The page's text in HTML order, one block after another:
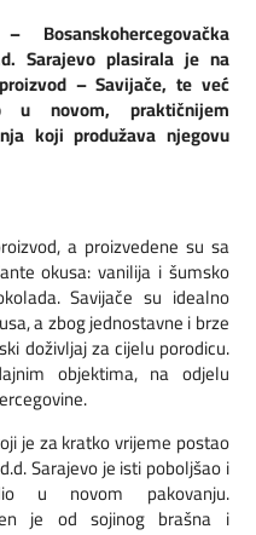
Sarajevo plasirala je na
– Savijače, te već
u novom, praktičnijem
koji produžava njegovu
a proizvedene su sa
okusa: vanilija i šumsko
Savijače su idealno
a zbog jednostavne i brze
doživljaj za cijelu porodicu.
objektima, na odjelu
je za kratko vrijeme postao
Sarajevo je isti poboljšao i
u novom pakovanju.
je od sojinog brašna i